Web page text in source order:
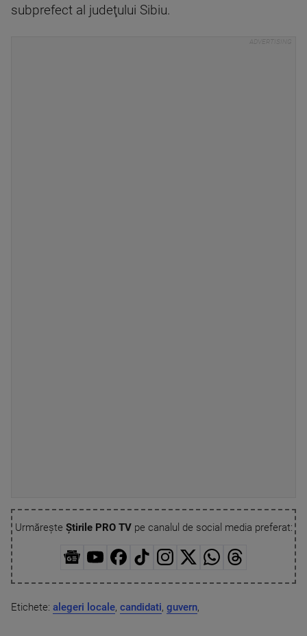
subprefect al judeţului Sibiu.
Urmărește Știrile PRO TVpe canalul de social media preferat:
Etichete: alegeri locale, candidati, guvern,